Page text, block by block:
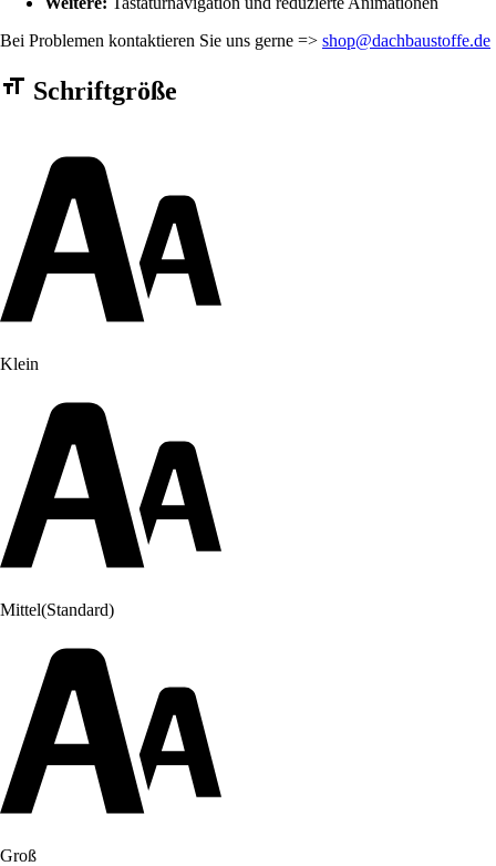
Bei Problemen kontaktieren Sie uns gerne => shop@dachbaustoffe.de
Barrierefreiheit Einstellungen Formular
Schriftgröße
Klein
Mittel(Standard)
Groß